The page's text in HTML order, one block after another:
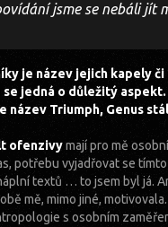
jsme se nebáli jít
je název jejich kapely
jedná o důležitý
název Triumph, Genus
ofenzivymají pro mě
potřebu vyjadřovat se
textů … to jsem byl já.
mě, mimo jiné, motivovala.
s osobním